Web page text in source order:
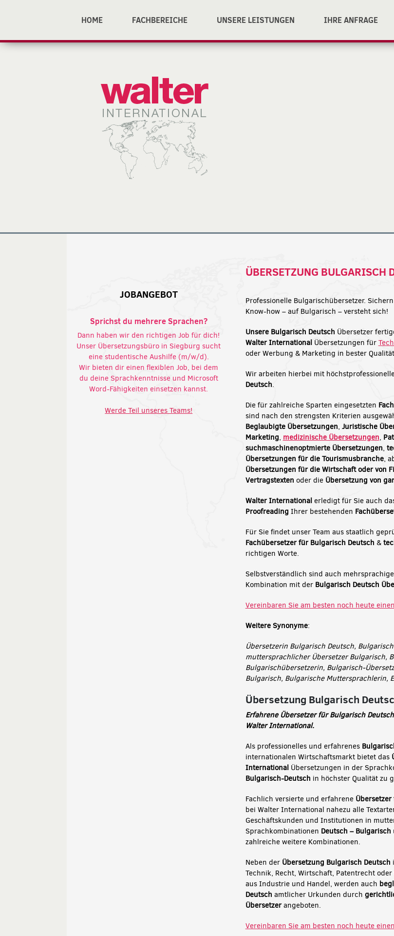
HOME FACHBEREICHE UNSERE LEISTUNGEN IHRE ANFRAGE
JOBANGEBOT
Sprichst du mehrere Sprachen?
Dann haben wir den richtigen Job für dich!
Unser Übersetzungsbüro in Siegburg sucht
eine studentische Aushilfe (m/w/d).
Wir bieten dir einen flexiblen Job, bei dem
du deine Sprachkenntnisse und Microsoft
Word-Fähigkeiten einsetzen kannst.
Werde Teil unseres Teams!
ÜBERSETZUNG BULGARISCH
Professionelle Bulgarischübersetzer.
Know-how – auf Bulgarisch – versteht sich!
Unsere Bulgarisch Deutsch Übersetzer
Walter InternationalÜbersetzungen für
oder Werbung & Marketing in bester
Wir arbeiten hierbei mit
Deutsch.
Die für zahlreiche Sparten eingesetzten
sind nach den strengsten Kriterien
Beglaubigte Übersetzungen, Juristische
Marketing, medizinische Übersetzungen,
suchmaschinenoptmierte Übersetzungen,
Übersetzungen für die Tourismusbranche,
Übersetzungen für die Wirtschaft oder von
Vertragstexten oder die Übersetzung von
Walter Internationalerledigt für Sie auch
Proofreading Ihrer bestehenden
Für Sie findet unser Team aus staatlich
Fachübersetzer für Bulgarisch Deutsch &
richtigen Worte.
Selbstverständlich sind auch
Kombination mit der Bulgarisch Deutsch
Vereinbaren Sie am besten noch heute
Weitere Synonyme:
Übersetzerin Bulgarisch Deutsch,
muttersprachlicher Übersetzer Bulgarisch,
Bulgarischübersetzerin, Bulgarisch-
Bulgarisch, Bulgarische Muttersprachlerin,
Übersetzung Bulgarisch
Erfahrene Übersetzer für Bulgarisch
Walter International.
Als professionelles und erfahrenes
internationalen Wirtschaftsmarkt bietet das
InternationalÜbersetzungen in der
Bulgarisch-Deutsch in höchster Qualität zu
Fachlich versierte und erfahrene
bei Walter International nahezu alle
Geschäftskunden und Institutionen in
Sprachkombinationen Deutsch – Bulgarisch
zahlreiche weitere Kombinationen.
Neben der Übersetzung Bulgarisch Deutsch
Technik, Recht, Wirtschaft, Patentrecht
aus Industrie und Handel, werden auch
Deutsch amtlicher Urkunden durch
Übersetzerangeboten.
Vereinbaren Sie am besten noch heute